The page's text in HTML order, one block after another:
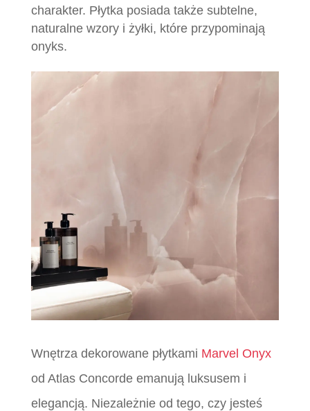
charakter. Płytka posiada także subtelne,
naturalne wzory i żyłki, które przypominają
onyks.
Wnętrza dekorowane płytkami Marvel Onyx
od Atlas Concorde emanują luksusem i
elegancją. Niezależnie od tego, czy jesteś